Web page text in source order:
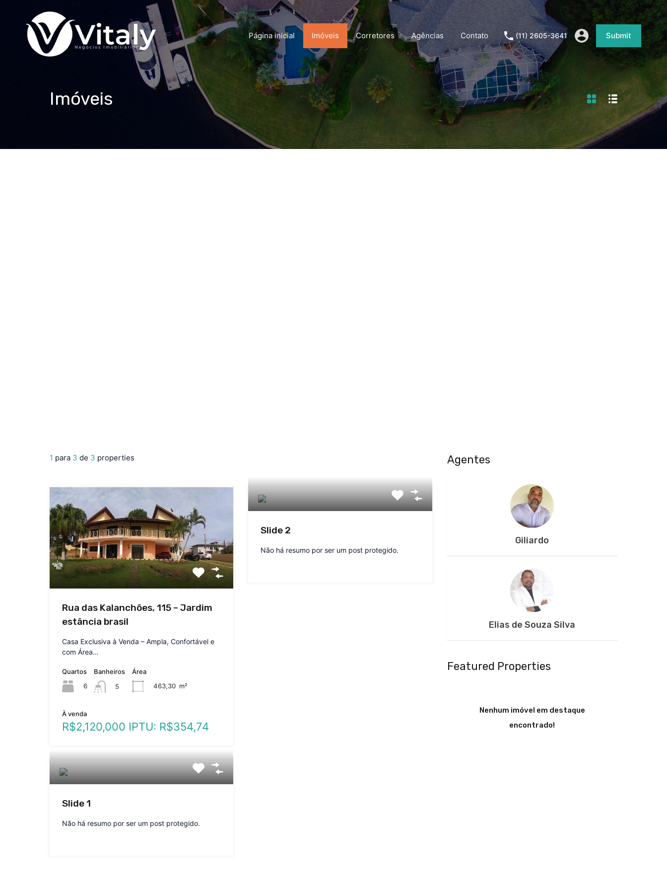
Página inicial Imóveis Corretores Agências Contato (11) 2605-3641 Submit
Imóveis
1 para 3 de 3 properties
Rua das Kalanchões, 115 – Jardim
estância brasil
Casa Exclusiva à Venda – Ampla, Confortável e
com Área…
Quartos
6
Banheiros
5
Área
463,30 m²
À venda
R$2,120,000 IPTU: R$354,74
Slide 2
Não há resumo por ser um post protegido.
Slide 1
Não há resumo por ser um post protegido.
Agentes
Giliardo
Elias de Souza Silva
Featured Properties
Nenhum imóvel em destaque
encontrado!